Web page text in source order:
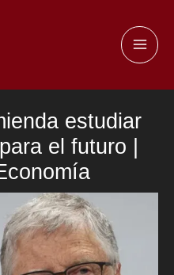
estudiar
el futuro |